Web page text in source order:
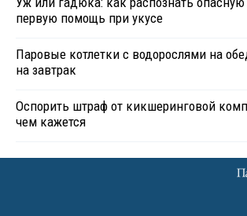
первую помощь при укусе
Паровые котлетки с водорослями на
на завтрак
Оспорить штраф от кикшеринговой
чем кажется